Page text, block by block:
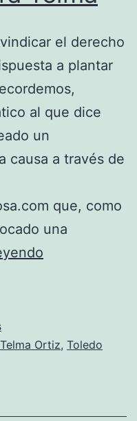
el derecho
a plantar
al que dice
un
causa a través de
que, como
una
Telma Ortiz, Toledo